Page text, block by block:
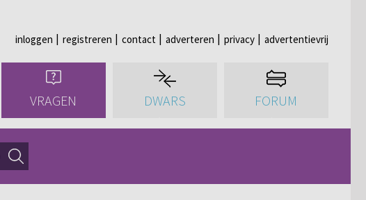
inloggen registreren contact adverteren privacy advertentievrij
VRAGEN DWARS FORUM